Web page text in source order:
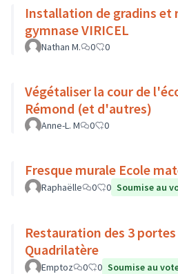
Installation de gradins et
gymnase VIRICEL
Nathan M. 0 0
Végétaliser la cour de
Rémond (et d'autres)
Anne-L. M 0 0
Fresque murale Ecole
Raphaëlle 0 0 Soumise au
Restauration des 3
Quadrilatère
Emptoz 0 0 Soumise au